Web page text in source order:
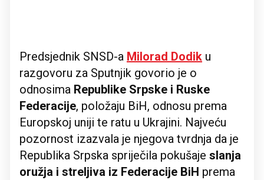
Predsjednik SNSD-a Milorad Dodik u
razgovoru za Sputnjik govorio je o
odnosima Republike Srpske i Ruske
Federacije, položaju BiH, odnosu prema
Europskoj uniji te ratu u Ukrajini. Najveću
pozornost izazvala je njegova tvrdnja da je
Republika Srpska spriječila pokušaje slanja
oružja i streljiva iz Federacije BiH prema